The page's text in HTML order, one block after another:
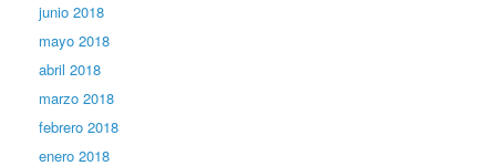
junio 2018
mayo 2018
abril 2018
marzo 2018
febrero 2018
enero 2018